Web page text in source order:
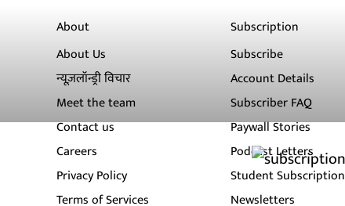
About
About Us
न्यूज़लॉन्ड्री विचार
Meet the team
Contact us
Careers
Privacy Policy
Terms of Services
Subscription
Subscribe
Account Details
Subscriber FAQ
Paywall Stories
Podcast Letters
Student Subscription
Newsletters